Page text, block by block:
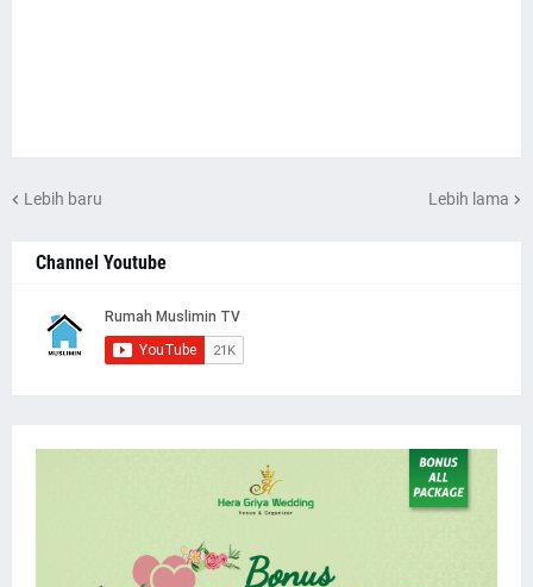
Lebih baru Lebih lama
Channel Youtube